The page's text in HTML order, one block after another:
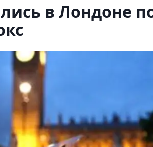
в Лондоне